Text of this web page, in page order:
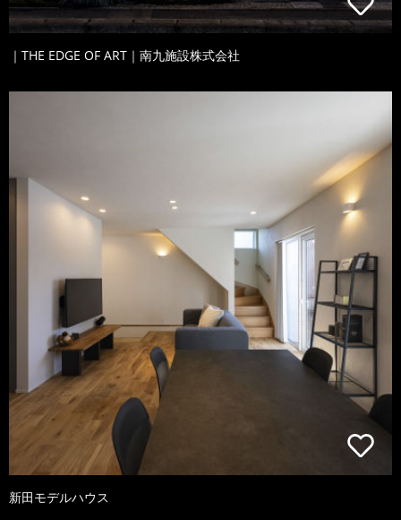
｜THE EDGE OF ART｜南九施設株式会社
新田モデルハウス